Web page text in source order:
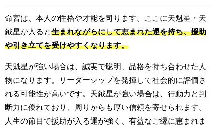
命宮は、本人の性格や才能を司ります。ここに天魁星・天
鉞星が入ると生まれながらにして恵まれた運を持ち、援助
や引き立てを受けやすくなります。
天魁星が強い場合は、誠実で聡明、品格を持ち合わせた人
物になります。リーダーシップを発揮して社会的に評価さ
れる可能性が高いです。天鉞星が強い場合は、行動力と判
断力に優れており、周りからも厚い信頼を寄せられます。
人生の節目で援助が入る運が強く、有益なご縁に恵まれま